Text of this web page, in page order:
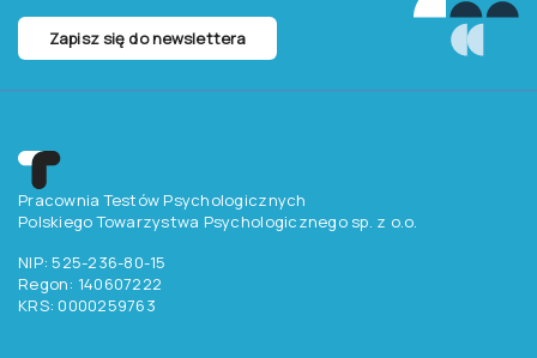
Zapisz się do newslettera
Pracownia Testów Psychologicznych
Polskiego Towarzystwa Psychologicznego sp. z o.o.
NIP: 525-236-80-15
Regon: 140607222
KRS: 0000259763